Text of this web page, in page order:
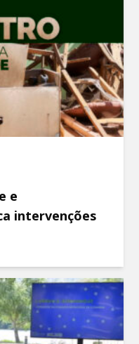
e
intervenções